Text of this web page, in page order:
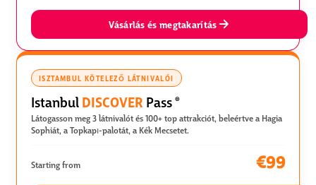
Vásárlás és megtakarítás
ISZTAMBUL KÖTELEZŐ LÁTNIVALÓI
IstanbulDISCOVER Pass ®
Látogasson meg 3 látnivalót és 100+ top attrakciót, beleértve a Hagia
Sophiát, a Topkapı-palotát, a Kék Mecsetet.
Starting from €99